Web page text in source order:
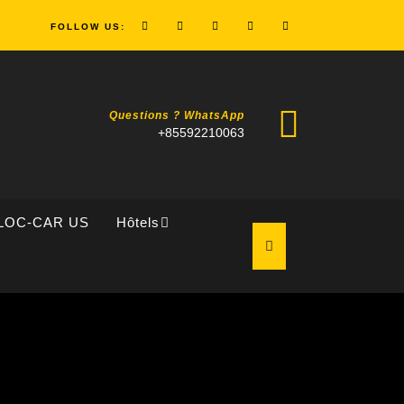
FOLLOW US:
Questions ? WhatsApp
+85592210063
CAR US Hôtels